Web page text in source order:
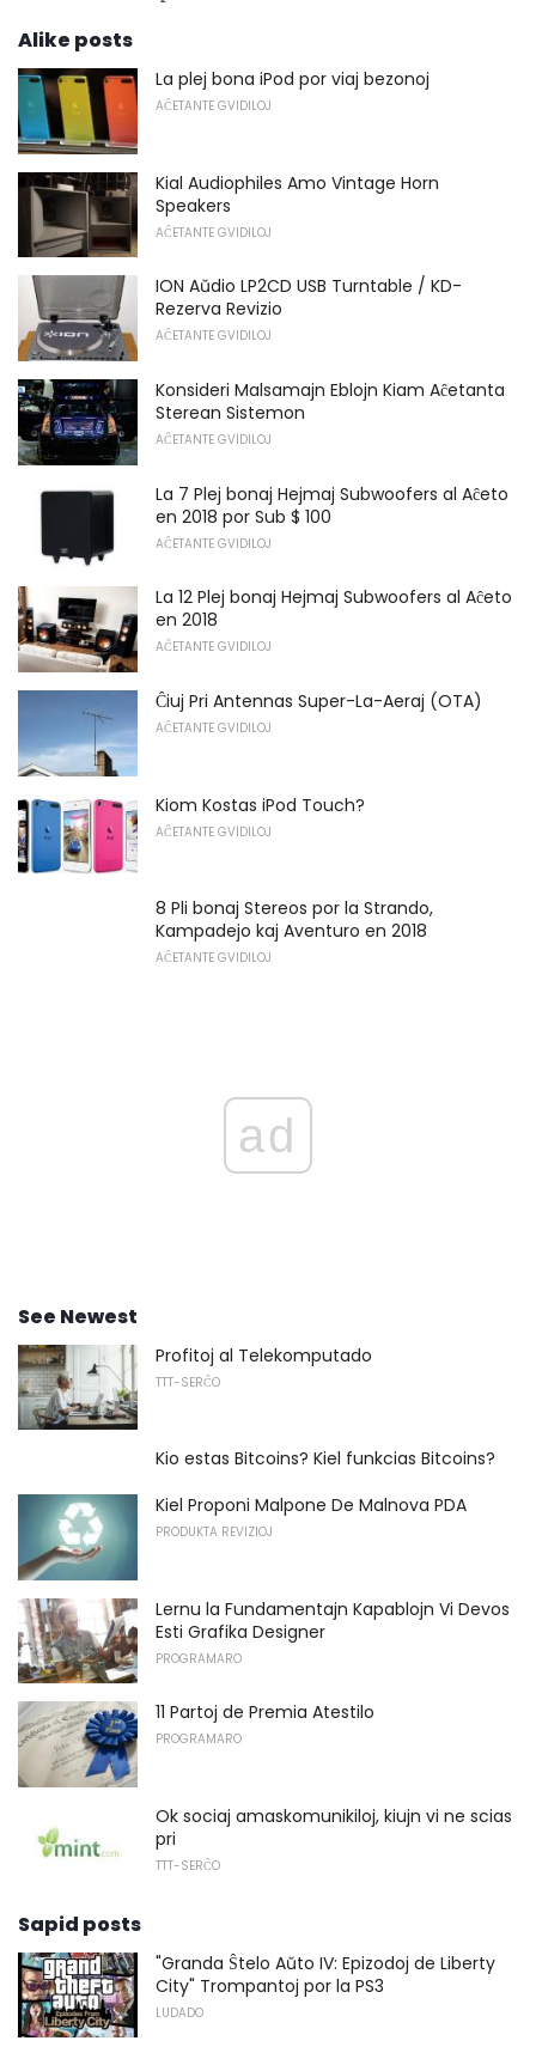
Alike posts
La plej bona iPod por viaj bezonoj
AĈETANTE GVIDILOJ
Kial Audiophiles Amo Vintage Horn
Speakers
AĈETANTE GVIDILOJ
ION Aŭdio LP2CD USB Turntable / KD-
Rezerva Revizio
AĈETANTE GVIDILOJ
Konsideri Malsamajn Eblojn Kiam Aĉetanta
Sterean Sistemon
AĈETANTE GVIDILOJ
La 7 Plej bonaj Hejmaj Subwoofers al Aĉeto
en 2018 por Sub $ 100
AĈETANTE GVIDILOJ
La 12 Plej bonaj Hejmaj Subwoofers al Aĉeto
en 2018
AĈETANTE GVIDILOJ
Ĉiuj Pri Antennas Super-La-Aeraj (OTA)
AĈETANTE GVIDILOJ
Kiom Kostas iPod Touch?
AĈETANTE GVIDILOJ
8 Pli bonaj Stereos por la Strando,
Kampadejo kaj Aventuro en 2018
AĈETANTE GVIDILOJ
ad
See Newest
Profitoj al Telekomputado
TTT-SERĈO
Kio estas Bitcoins? Kiel funkcias Bitcoins?
Kiel Proponi Malpone De Malnova PDA
PRODUKTA REVIZIOJ
Lernu la Fundamentajn Kapablojn Vi Devos
Esti Grafika Designer
PROGRAMARO
11 Partoj de Premia Atestilo
PROGRAMARO
Ok sociaj amaskomunikiloj, kiujn vi ne scias
pri
TTT-SERĈO
Sapid posts
"Granda Ŝtelo Aŭto IV: Epizodoj de Liberty
City" Trompantoj por la PS3
LUDADO